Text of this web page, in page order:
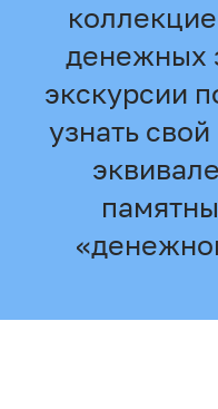
денежных
экскурсии
узнать